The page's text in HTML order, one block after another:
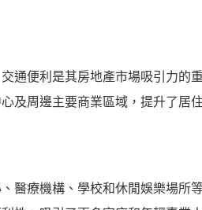
通便利是其房地產市場吸引力的
及周邊主要商業區域，提升了居
醫療機構、學校和休閒娛樂場所